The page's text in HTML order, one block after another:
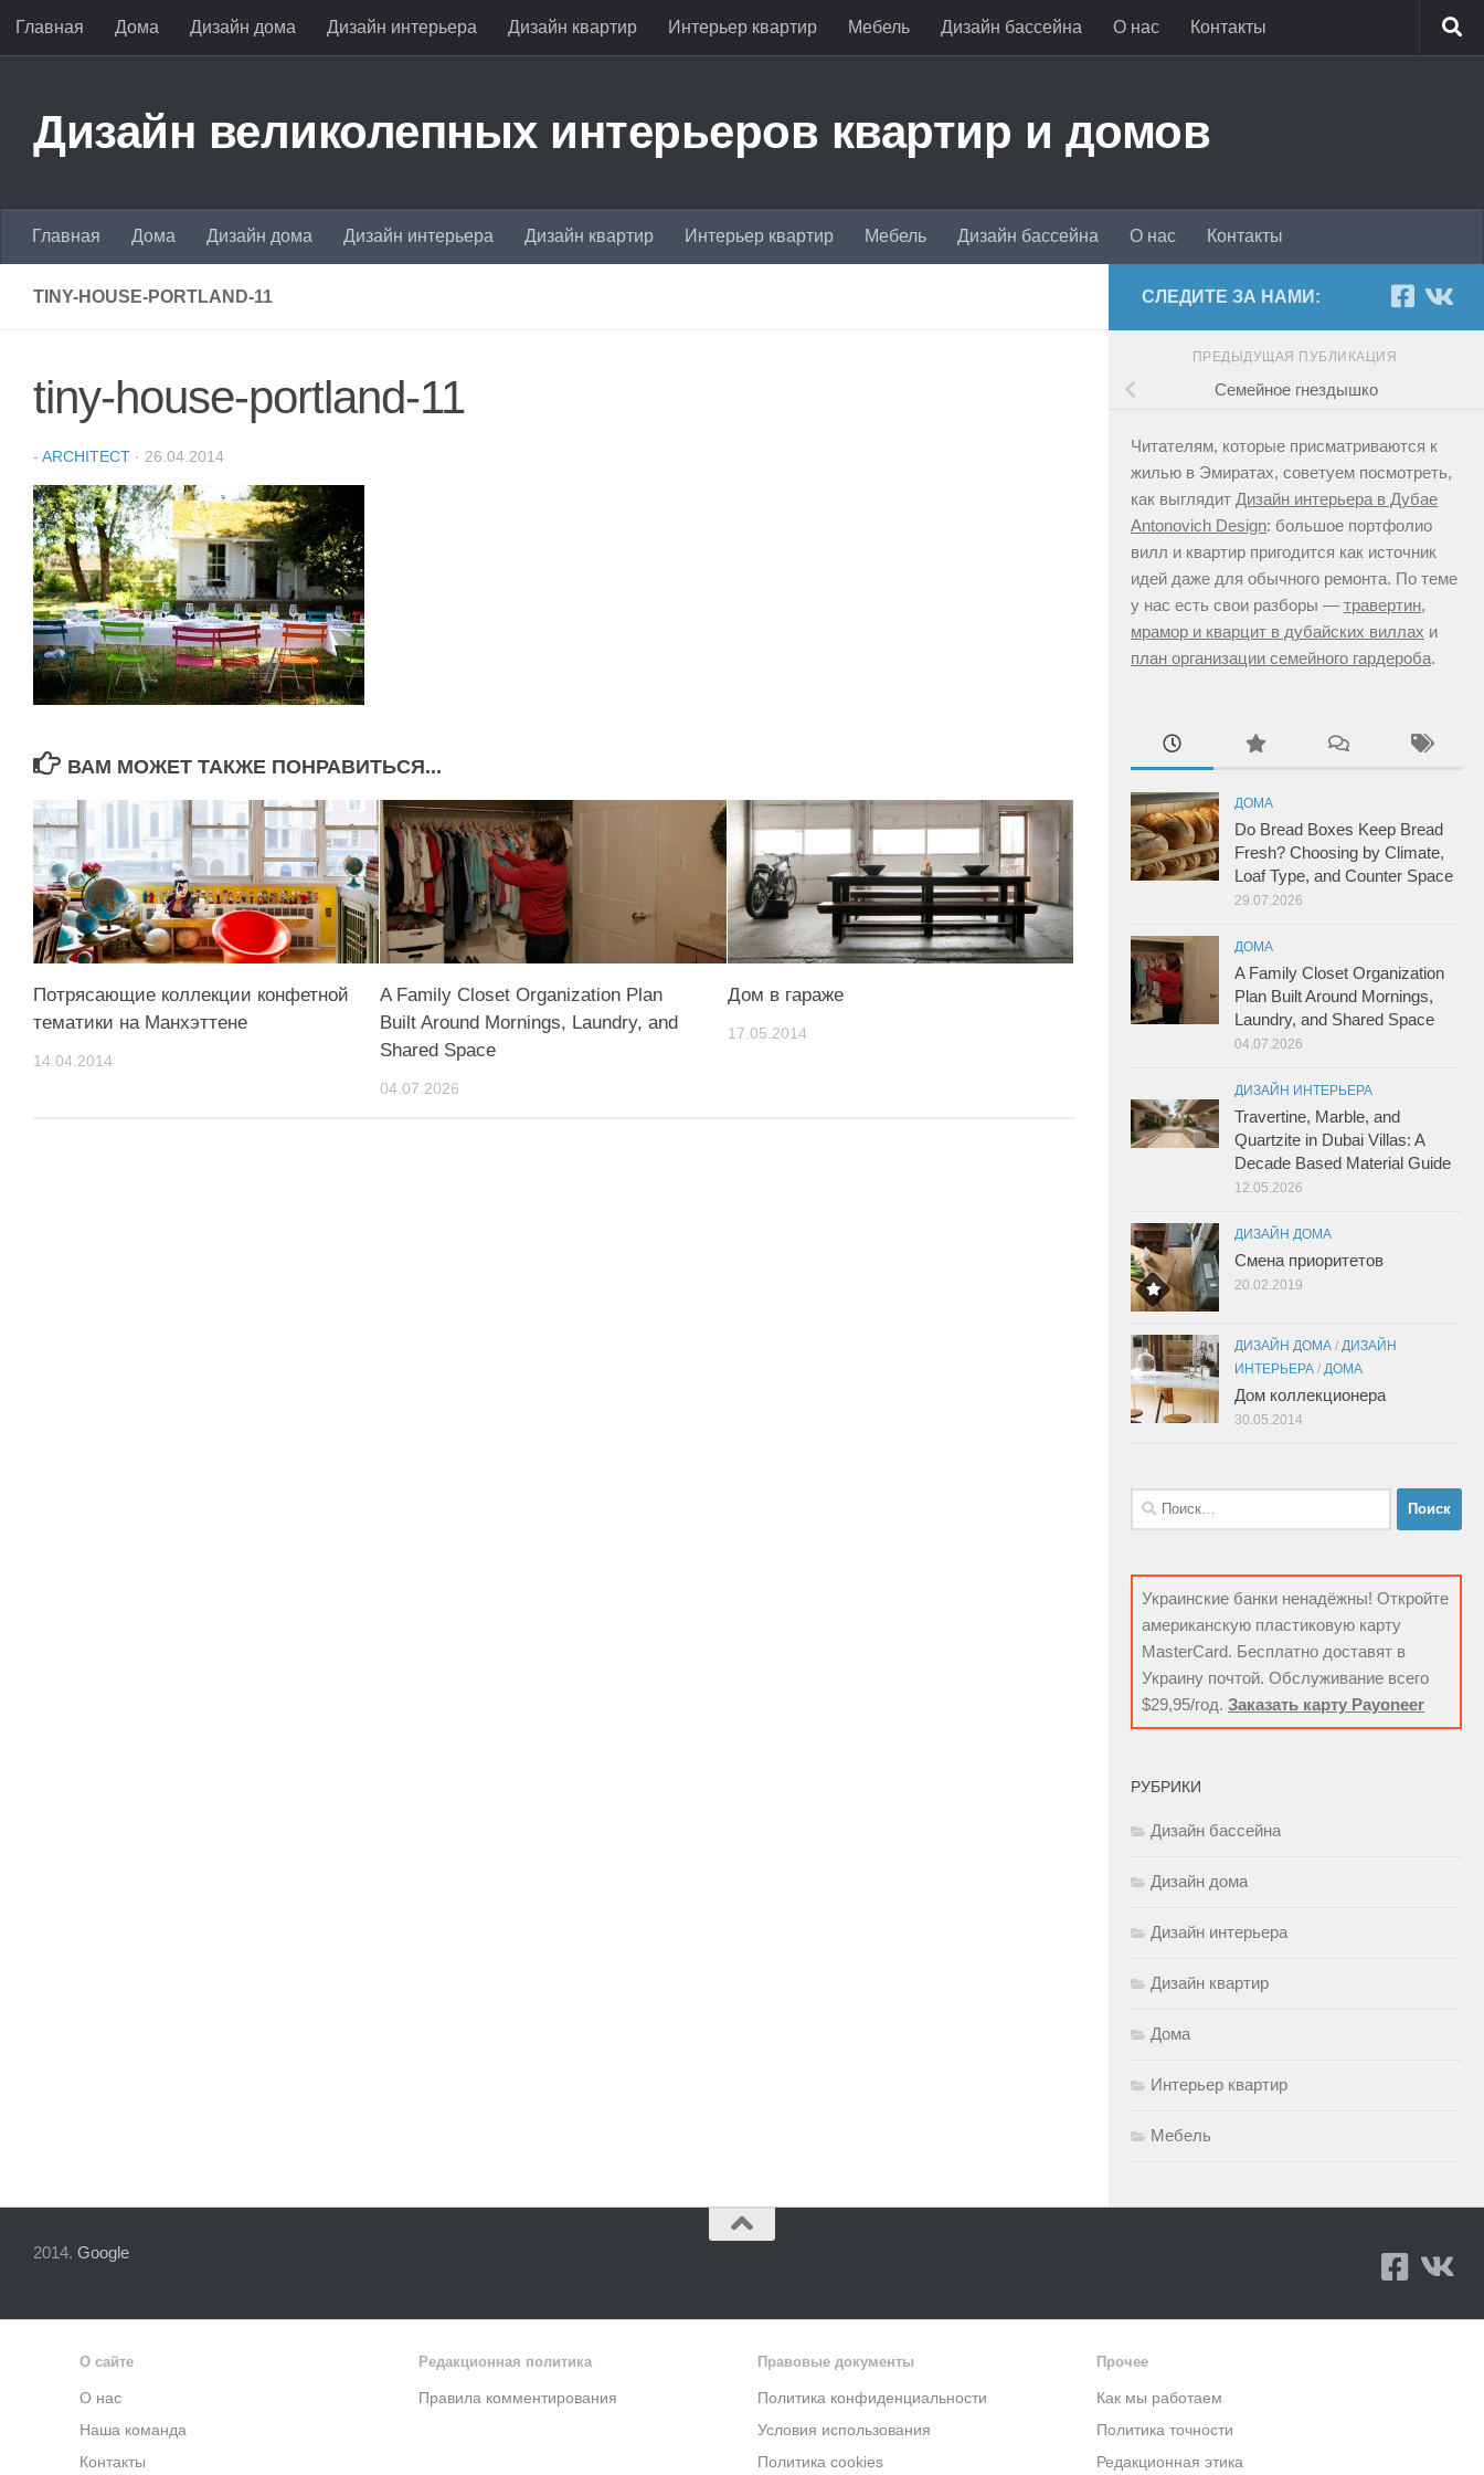
Перейти к содержимому
Главная Дома Дизайн дома Дизайн интерьера Дизайн квартир Интерьер квартир Мебель Дизайн бассейна О нас Контакты
Дизайн великолепных интерьеров квартир и домов
Главная Дома Дизайн дома Дизайн интерьера Дизайн квартир Интерьер квартир Мебель Дизайн бассейна О нас Контакты
TINY-HOUSE-PORTLAND-11
tiny-house-portland-11
- ARCHITECT · 26.04.2014
ВАМ МОЖЕТ ТАКЖЕ ПОНРАВИТЬСЯ...
Потрясающие коллекции конфетной
тематики на Манхэттене
14.04.2014
A Family Closet Organization Plan
Built Around Mornings, Laundry, and
Shared Space
04.07.2026
Дом в гараже
17.05.2014
СЛЕДИТЕ ЗА НАМИ:
ПРЕДЫДУЩАЯ ПУБЛИКАЦИЯ
Семейное гнездышко
Читателям, которые присматриваются к
жилью в Эмиратах, советуем посмотреть,
как выглядит Дизайн интерьера в Дубае
Antonovich Design: большое портфолио
вилл и квартир пригодится как источник
идей даже для обычного ремонта. По теме
у нас есть свои разборы — травертин,
мрамор и кварцит в дубайских виллах и
план организации семейного гардероба.
ДОМА
Do Bread Boxes Keep Bread
Fresh? Choosing by Climate,
Loaf Type, and Counter Space
29.07.2026
ДОМА
A Family Closet Organization
Plan Built Around Mornings,
Laundry, and Shared Space
04.07.2026
ДИЗАЙН ИНТЕРЬЕРА
Travertine, Marble, and
Quartzite in Dubai Villas: A
Decade Based Material Guide
12.05.2026
ДИЗАЙН ДОМА
Смена приоритетов
20.02.2019
ДИЗАЙН ДОМА / ДИЗАЙН
ИНТЕРЬЕРА / ДОМА
Дом коллекционера
30.05.2014
Найти:
Украинские банки ненадёжны! Откройте
американскую пластиковую карту
MasterCard. Бесплатно доставят в
Украину почтой. Обслуживание всего
$29,95/год. Заказать карту Payoneer
РУБРИКИ
Дизайн бассейна
Дизайн дома
Дизайн интерьера
Дизайн квартир
Дома
Интерьер квартир
Мебель
2014. Google
О сайте
О нас
Наша команда
Контакты
Редакционная политика
Правила комментирования
Правовые документы
Политика конфиденциальности
Условия использования
Политика cookies
Прочее
Как мы работаем
Политика точности
Редакционная этика